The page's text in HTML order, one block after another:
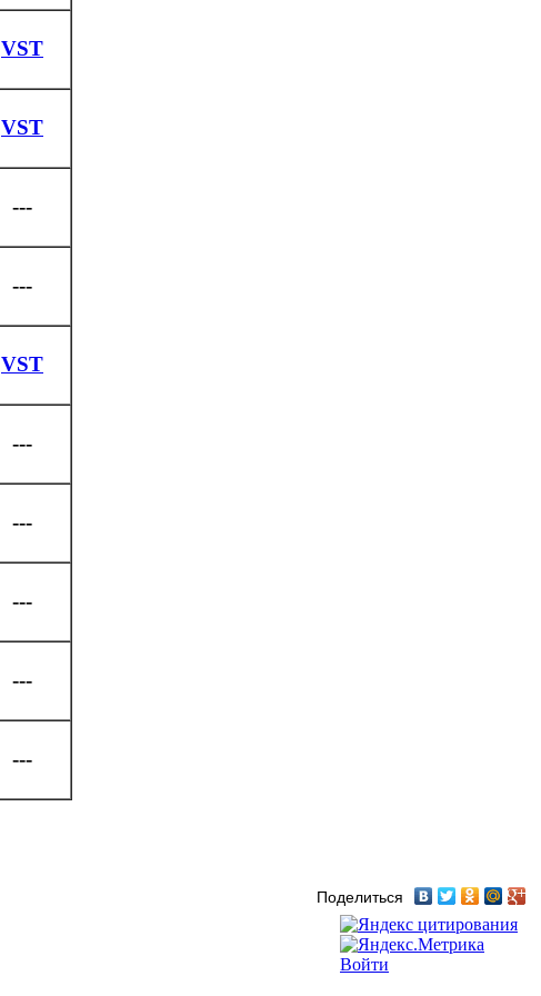
VST
VST
---
---
VST
---
---
---
---
---
Поделиться
Войти